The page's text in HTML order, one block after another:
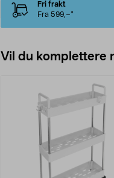
Fri frakt
Fra 599,–*
Vil du komplettere